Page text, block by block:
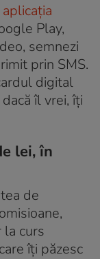
aplicația
Play,
semnezi
prin SMS.
digital
îl vrei, îți
lei, în
de
curs
îți păzesc